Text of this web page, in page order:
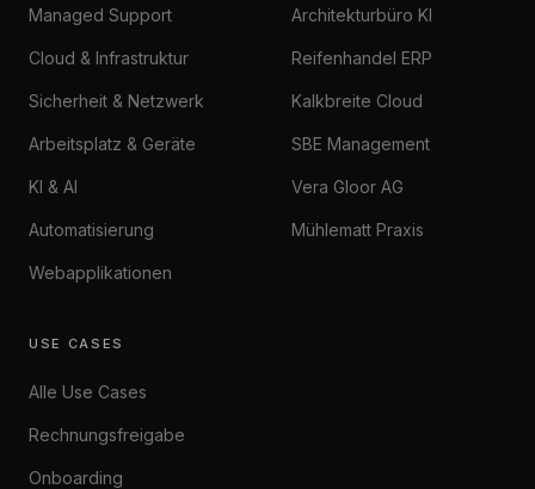
Managed Support
Cloud & Infrastruktur
Sicherheit & Netzwerk
Arbeitsplatz & Geräte
KI & AI
Automatisierung
Webapplikationen
Architekturbüro KI
Reifenhandel ERP
Kalkbreite Cloud
SBE Management
Vera Gloor AG
Mühlematt Praxis
USE CASES
Alle Use Cases
Rechnungsfreigabe
Onboarding